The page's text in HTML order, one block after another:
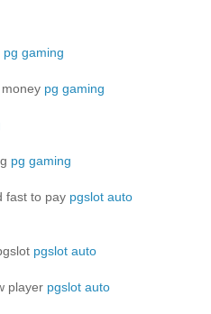
pg gaming
pg gaming
pg gaming
fast to pay pgslot auto
pgslot auto
player pgslot auto